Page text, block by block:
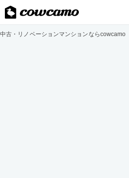
中古・リノベーションマンションならcowcamo